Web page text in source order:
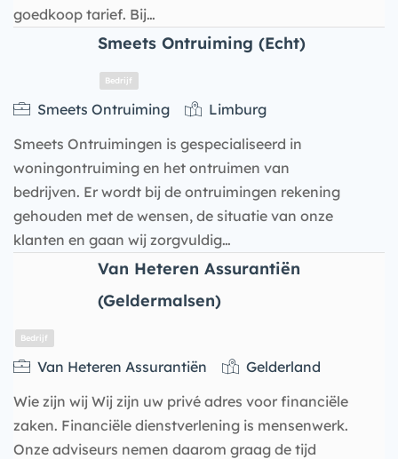
Bedrijf
goedkoop tarief. Bij…
Smeets Ontruiming (Echt)
Smeets Ontruiming
Limburg
Smeets Ontruimingen is gespecialiseerd in
woningontruiming en het ontruimen van
bedrijven. Er wordt bij de ontruimingen rekening
gehouden met de wensen, de situatie van onze
klanten en gaan wij zorgvuldig…
Van Heteren Assurantiën
(Geldermalsen)
Van Heteren Assurantiën
Gelderland
Wie zijn wij Wij zijn uw privé adres voor financiële
zaken. Financiële dienstverlening is mensenwerk.
Onze adviseurs nemen daarom graag de tijd